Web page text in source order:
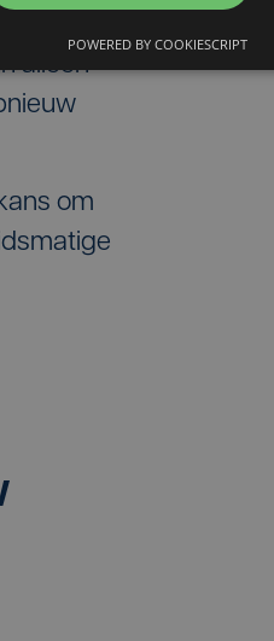
alleen
om
POWERED BY COOKIESCRIPT